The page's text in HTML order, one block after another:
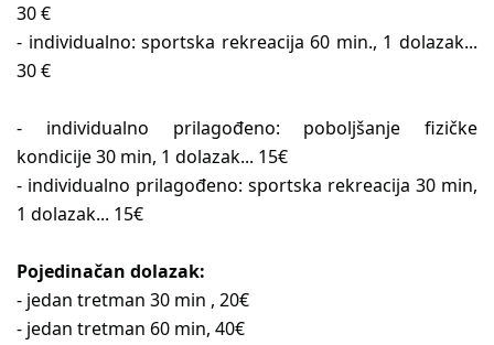
30 €
- individualno: sportska rekreacija 60 min., 1 dolazak...
30 €
- individualno prilagođeno: poboljšanje fizičke
kondicije 30 min, 1 dolazak... 15€
- individualno prilagođeno: sportska rekreacija 30 min,
1 dolazak... 15€
Pojedinačan dolazak:
- jedan tretman 30 min , 20€
- jedan tretman 60 min, 40€